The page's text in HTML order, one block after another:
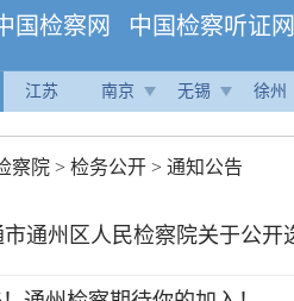
国检察网 中国检察听证网
江苏 南京 无锡 徐州
察院 > 检务公开 > 通知公告
通州区人民检察院关于公开